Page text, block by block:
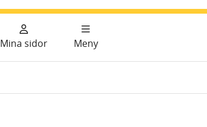
Mina sidor Meny